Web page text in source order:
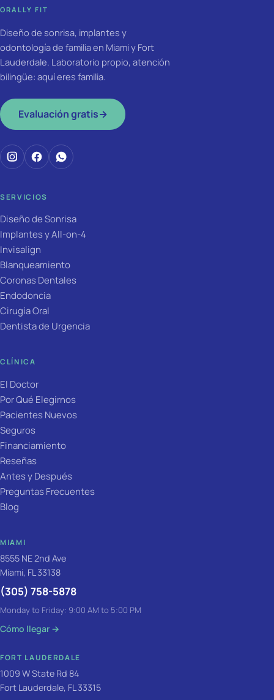
ORALLY FIT
Diseño de sonrisa, implantes y
odontología de familia en Miami y Fort
Lauderdale. Laboratorio propio, atención
bilingüe: aquí eres familia.
Evaluación gratis→
SERVICIOS
Diseño de Sonrisa
Implantes y All-on-4
Invisalign
Blanqueamiento
Coronas Dentales
Endodoncia
Cirugía Oral
Dentista de Urgencia
CLÍNICA
El Doctor
Por Qué Elegirnos
Pacientes Nuevos
Seguros
Financiamiento
Reseñas
Antes y Después
Preguntas Frecuentes
Blog
MIAMI
8555 NE 2nd Ave
Miami, FL 33138
(305) 758-5878
Monday to Friday: 9:00 AM to 5:00 PM
Cómo llegar →
FORT LAUDERDALE
1009 W State Rd 84
Fort Lauderdale, FL 33315